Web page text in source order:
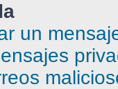
un